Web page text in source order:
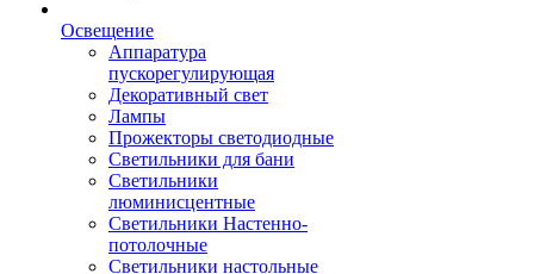
Освещение
Аппаратура
пускорегулирующая
Декоративный свет
Лампы
Прожекторы светодиодные
Светильники для бани
Светильники
люминисцентные
Светильники Настенно-
потолочные
Светильники настольные